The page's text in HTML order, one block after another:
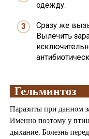
одежду.
Сразу же
Вылечить
Гельминтоз
Паразиты при данном
Именно поэтому у птиц
дыхание. Болезнь